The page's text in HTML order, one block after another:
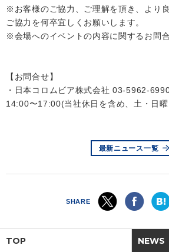
※お客様のご協力、ご理解を頂き、より
ご協力を何卒宜しくお願いします。
※会場へのイベントの内容に関するお問
【お問合せ】
・日本コロムビア株式会社 03-5962-
14:00〜17:00(当社休日を含め、土・日
最新ニュース一覧
SHARE
TOP NEWS